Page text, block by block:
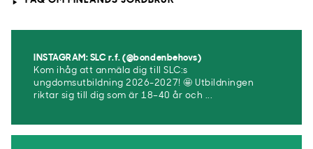
INSTAGRAM: SLC r.f. (@bondenbehovs)
Kom ihåg att anmäla dig till SLC:s
ungdomsutbildning 2026-2027! 🤩 Utbildningen
riktar sig till dig som är 18–40 år och ...